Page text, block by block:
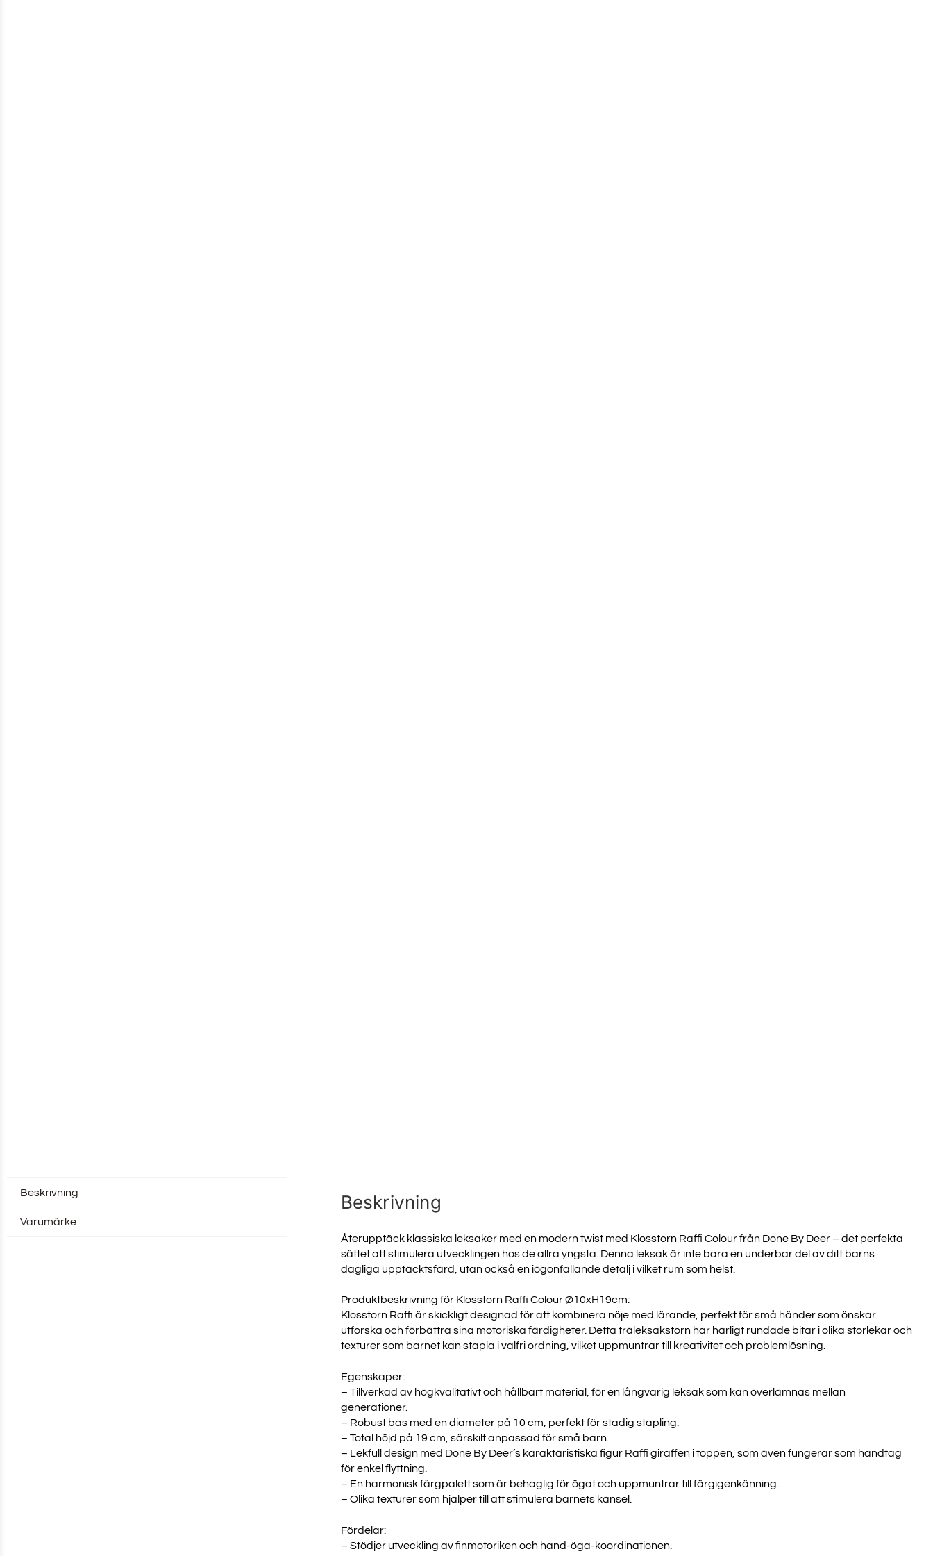
Beskrivning
Varumärke
Beskrivning
Återupptäck klassiska leksaker med en modern twist med Klosstorn Raffi Colour från Done By Deer – det perfekta
sättet att stimulera utvecklingen hos de allra yngsta. Denna leksak är inte bara en underbar del av ditt barns
dagliga upptäcktsfärd, utan också en iögonfallande detalj i vilket rum som helst.
Produktbeskrivning för Klosstorn Raffi Colour Ø10xH19cm:
Klosstorn Raffi är skickligt designad för att kombinera nöje med lärande, perfekt för små händer som önskar
utforska och förbättra sina motoriska färdigheter. Detta träleksakstorn har härligt rundade bitar i olika storlekar och
texturer som barnet kan stapla i valfri ordning, vilket uppmuntrar till kreativitet och problemlösning.
Egenskaper:
– Tillverkad av högkvalitativt och hållbart material, för en långvarig leksak som kan överlämnas mellan
generationer.
– Robust bas med en diameter på 10 cm, perfekt för stadig stapling.
– Total höjd på 19 cm, särskilt anpassad för små barn.
– Lekfull design med Done By Deer’s karaktäristiska figur Raffi giraffen i toppen, som även fungerar som handtag
för enkel flyttning.
– En harmonisk färgpalett som är behaglig för ögat och uppmuntrar till färgigenkänning.
– Olika texturer som hjälper till att stimulera barnets känsel.
Fördelar:
– Stödjer utveckling av finmotoriken och hand-öga-koordinationen.